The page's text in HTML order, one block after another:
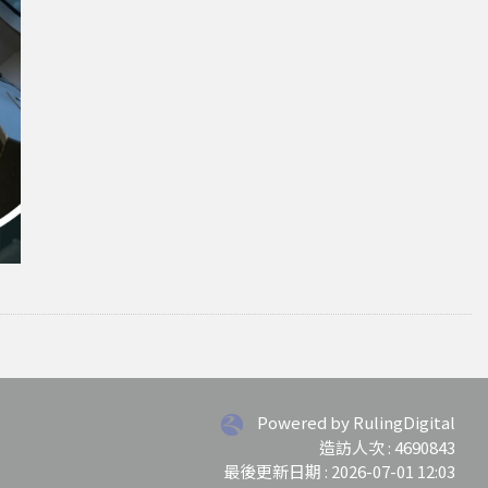
Powered by RulingDigital
造訪人次 : 4690843
最後更新日期 : 2026-07-01 12:03